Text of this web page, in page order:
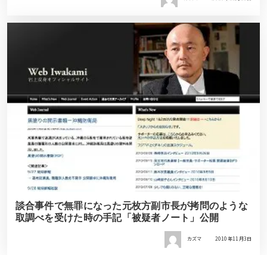
談合事件で無罪になった元枚方副市長が拷問のような
取調べを受けた時の手記「被疑者ノート」公開
カズマ 2010年11月3日